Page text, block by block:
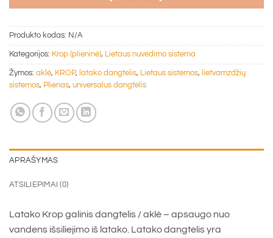
Produkto kodas: N/A
Kategorijos: Krop (plieninė), Lietaus nuvedimo sistema
Žymos: aklė, KROP, latako dangtelis, Lietaus sistemos, lietvamzdžių
sistemos, Plienas, universalus dangtelis
APRAŠYMAS
ATSILIEPIMAI (0)
Latako Krop galinis dangtelis / aklė – apsaugo nuo
vandens išsiliejimo iš latako. Latako dangtelis yra